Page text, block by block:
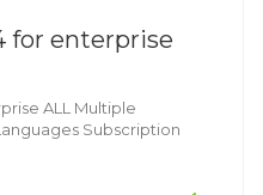
for enterprise
ALL Multiple
Subscription